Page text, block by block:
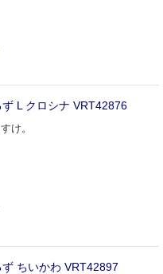
L クロシナ VRT42876
け。
ちいかわ VRT42897